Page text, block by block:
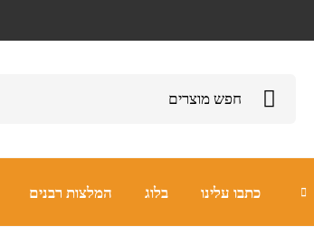
כתבו עלינו בלוג המלצות רבנים